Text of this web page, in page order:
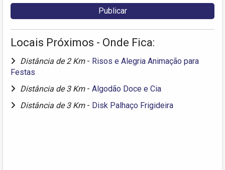
Locais Próximos - Onde Fica:
Distância de 2 Km - Risos e Alegria Animação para
Festas
Distância de 3 Km - Algodão Doce e Cia
Distância de 3 Km - Disk Palhaço Frigideira